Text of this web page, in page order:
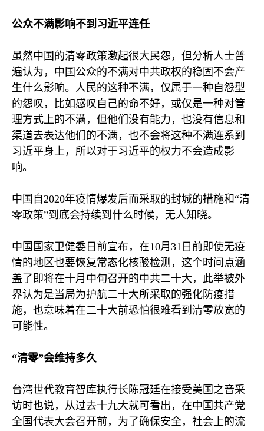
公众不满影响不到习近平连任
虽然中国的清零政策激起很大民怨，但分析人士普
遍认为，中国公众的不满对中共政权的稳固不会产
生什么影响。人民的这种不满，仅属于一种自怨型
的怨叹，比如感叹自己的命不好，或仅是一种对管
理方式上的不满，但他们没有能力，也没有信息和
渠道去表达他们的不满，也不会将这种不满连系到
习近平身上，所以对于习近平的权力不会造成影
响。
中国自 2020年疫情爆发后而采取的封城的措施和“清
零政策”到底会持续到什么时候，无人知晓。
中国国家卫健委日前宣布，在10月 31 日前即使无疫
情的地区也要恢复常态化核酸检测，这个时间点涵
盖了即将在十月中旬召开的中共二十大，此举被外
界认为是当局为护航二十大所采取的强化防疫措
施，也意味着在二十大前恐怕很难看到清零放宽的
可能性。
“清零”会维持多久
台湾世代教育智库执行长陈冠廷在接受美国之音采
访时也说，从过去十九大就可看出，在中国共产党
全国代表大会召开前，为了确保安全，社会上的流